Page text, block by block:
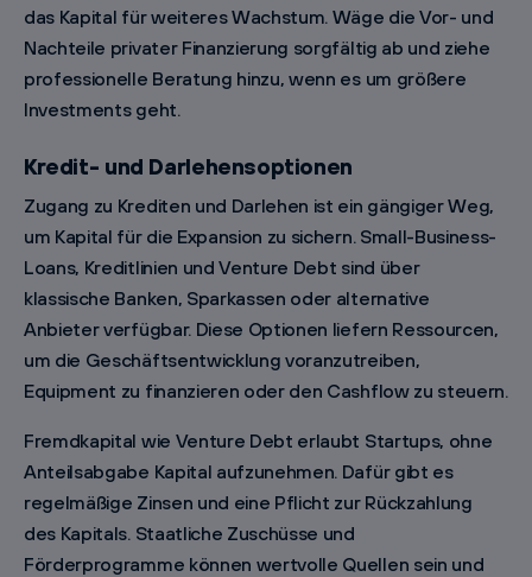
das Kapital für weiteres Wachstum. Wäge die Vor- und
Nachteile privater Finanzierung sorgfältig ab und ziehe
professionelle Beratung hinzu, wenn es um größere
Investments geht.
Kredit- und Darlehensoptionen
Zugang zu Krediten und Darlehen ist ein gängiger Weg,
um Kapital für die Expansion zu sichern. Small-Business-
Loans, Kreditlinien und Venture Debt sind über
klassische Banken, Sparkassen oder alternative
Anbieter verfügbar. Diese Optionen liefern Ressourcen,
um die Geschäftsentwicklung voranzutreiben,
Equipment zu finanzieren oder den Cashflow zu steuern.
Fremdkapital wie Venture Debt erlaubt Startups, ohne
Anteilsabgabe Kapital aufzunehmen. Dafür gibt es
regelmäßige Zinsen und eine Pflicht zur Rückzahlung
des Kapitals. Staatliche Zuschüsse und
Förderprogramme können wertvolle Quellen sein und